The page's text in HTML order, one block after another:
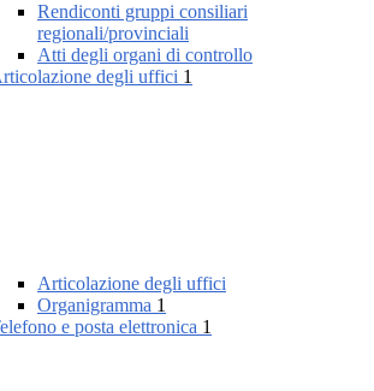
Rendiconti gruppi consiliari
regionali/provinciali
Atti degli organi di controllo
degli uffici 1
Articolazione degli uffici
Organigramma 1
e posta elettronica 1